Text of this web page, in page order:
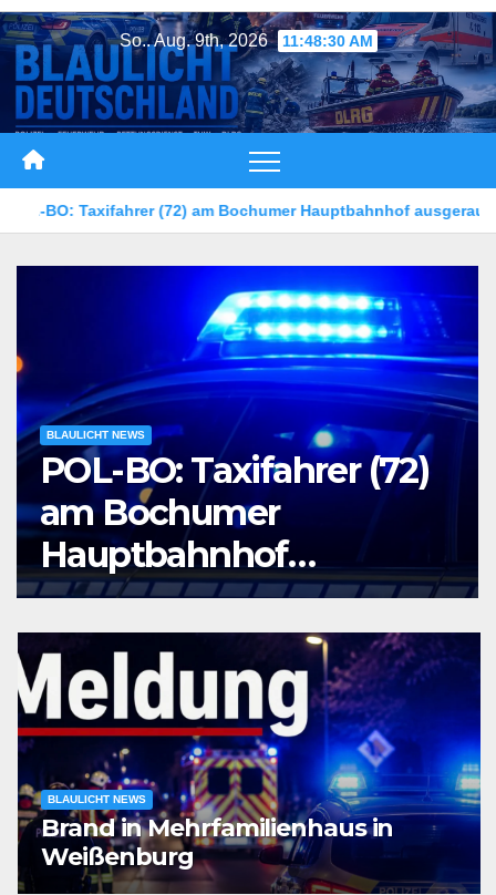
Zum
Inhalt
springen
So.. Aug. 9th, 2026 11:48:33 AM
Hauptbahnhof ausgeraubt – Zeugen gesucht 5-
BLAULICHT NEWS
POL-BO: Taxifahrer (72)
am Bochumer
Hauptbahnhof
ausgeraubt – Zeugen
gesucht
BLAULICHT NEWS
Brand in Mehrfamilienhaus in
Weißenburg